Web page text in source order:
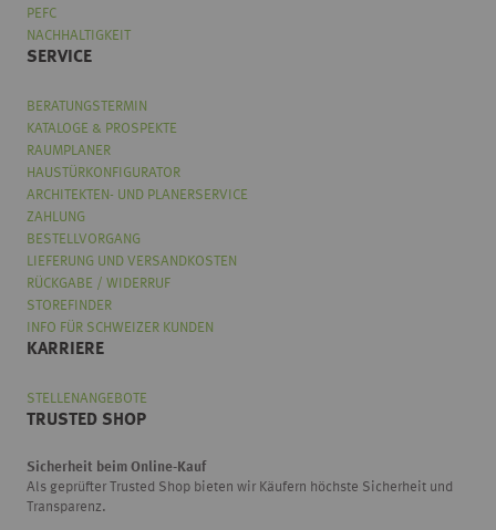
PEFC
NACHHALTIGKEIT
SERVICE
BERATUNGSTERMIN
KATALOGE & PROSPEKTE
RAUMPLANER
HAUSTÜRKONFIGURATOR
ARCHITEKTEN- UND PLANERSERVICE
ZAHLUNG
BESTELLVORGANG
LIEFERUNG UND VERSANDKOSTEN
RÜCKGABE / WIDERRUF
STOREFINDER
INFO FÜR SCHWEIZER KUNDEN
KARRIERE
STELLENANGEBOTE
TRUSTED SHOP
Sicherheit beim Online-Kauf
Als geprüfter Trusted Shop bieten wir Käufern höchste Sicherheit und
Transparenz.